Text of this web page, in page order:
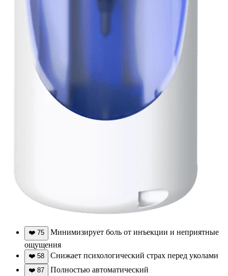
❤️ 75
Минимизирует боль от инъекции и неприятные
ощущения
❤️ 58 Снижает психологический страх перед уколами
❤️ 87 Полностью автоматический